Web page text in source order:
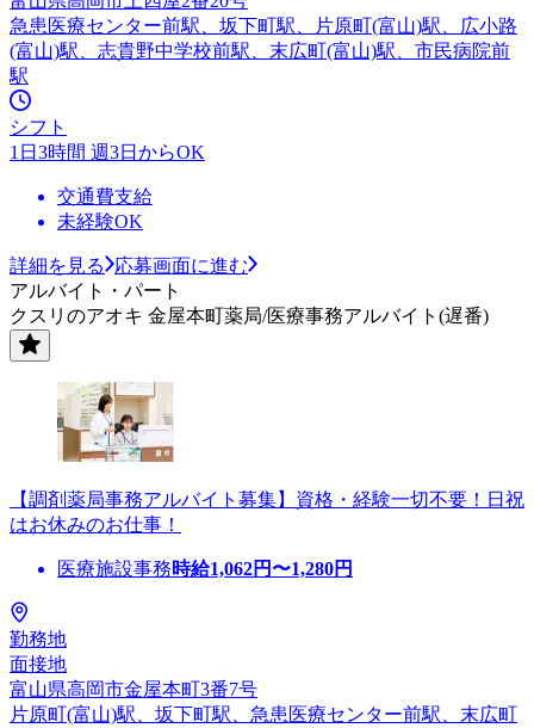
急患医療センター前駅、坂下町駅、片原町(富山)駅、広小路
(富山)駅、志貴野中学校前駅、末広町(富山)駅、市民病院前
駅
シフト
1日3時間 週3日からOK
交通費支給
未経験OK
詳細を見る
応募画面に進む
アルバイト・パート
クスリのアオキ 金屋本町薬局/医療事務アルバイト(遅番)
【調剤薬局事務アルバイト募集】資格・経験一切不要！日祝
はお休みのお仕事！
医療施設事務時給1,062円〜1,280円
勤務地
面接地
富山県高岡市金屋本町3番7号
片原町(富山)駅、坂下町駅、急患医療センター前駅、末広町